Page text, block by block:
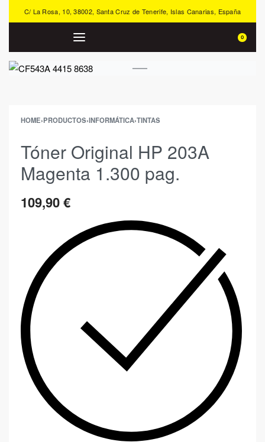
C/ La Rosa, 10, 38002, Santa Cruz de Tenerife, Islas Canarias, España
0
HOME›PRODUCTOS›INFORMÁTICA›TINTAS
Tóner Original HP 203A
Magenta 1.300 pag.
109,90€